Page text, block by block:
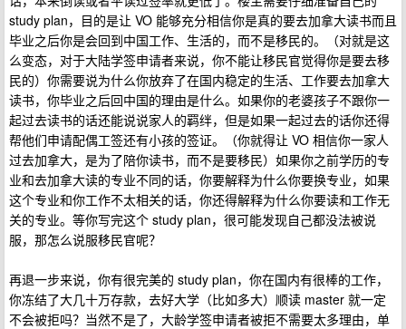
study plan，目的是让 VO 能够充分相信你是真的要去加拿大读书而且
毕业之后你是会回到中国工作、生活的，而不是移民的。（对就是这
么变态，对于大陆学签申请者来说，你不能让移民官觉得你是要去移
民的）你需要说为什么你放弃了在国内稳定的生活、工作要去加拿大
读书，你毕业之后回中国的理由是什么。如果你的老婆孩子不跟你一
起过去读书的话还能说说家人的羁绊，但是如果一起过去的话你还得
帮他们申请配偶工签还有小孩的签证。（你就得让 VO 相信你一家人
过去加拿大，是为了陪你读书，而不是要移民）如果你之前学历的专
业和去加拿大读的专业不同的话，你要解释为什么你要换专业，如果
这个专业和你工作不太相关的话，你还得解释为什么你要读和工作无
关的专业。等你写完这个 study plan，很可能发现自己都没法被说
服，那怎么说服移民官呢？
再退一步来说，你有很完美的 study plan，你在国内有很棒的工作，
你冻结了大几十万存款，去好大学（比如多大）顺读 master 就一定
不会被拒吗？当然不是了，大龄学签申请者被拒不需要太多理由，单